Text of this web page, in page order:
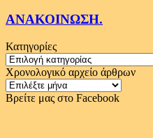
ΑΝΑΚΟΙΝΩΣΗ.
Κατηγορίες
Κατηγορίες
Χρονολογικό αρχείο άρθρων
Χρονολογικό
αρχείο
Βρείτε μας στο Facebook